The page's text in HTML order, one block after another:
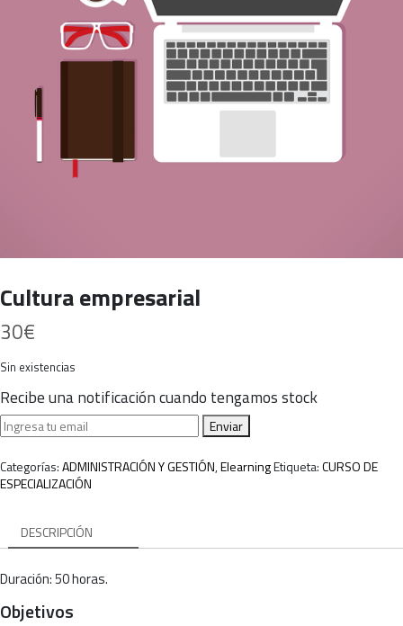
Cultura empresarial
30€
Sin existencias
Recibe una notificación cuando tengamos stock
Enviar
Categorías:ADMINISTRACIÓN Y GESTIÓN,ElearningEtiqueta:CURSO DE
ESPECIALIZACIÓN
DESCRIPCIÓN
Duración: 50 horas.
Objetivos